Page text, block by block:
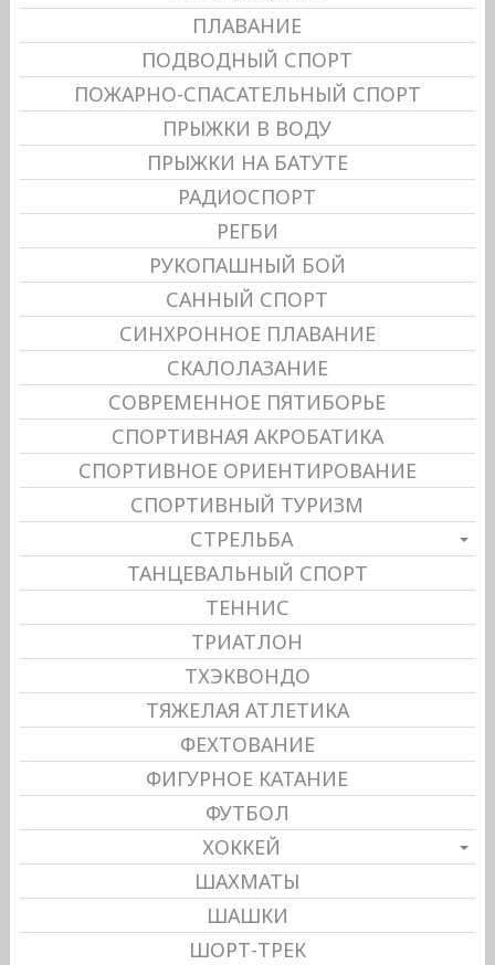
ПЛАВАНИЕ
ПОДВОДНЫЙ СПОРТ
ПОЖАРНО-СПАСАТЕЛЬНЫЙ СПОРТ
ПРЫЖКИ В ВОДУ
ПРЫЖКИ НА БАТУТЕ
РАДИОСПОРТ
РЕГБИ
РУКОПАШНЫЙ БОЙ
САННЫЙ СПОРТ
СИНХРОННОЕ ПЛАВАНИЕ
СКАЛОЛАЗАНИЕ
СОВРЕМЕННОЕ ПЯТИБОРЬЕ
СПОРТИВНАЯ АКРОБАТИКА
СПОРТИВНОЕ ОРИЕНТИРОВАНИЕ
СПОРТИВНЫЙ ТУРИЗМ
СТРЕЛЬБА
ТАНЦЕВАЛЬНЫЙ СПОРТ
ТЕННИС
ТРИАТЛОН
ТХЭКВОНДО
ТЯЖЕЛАЯ АТЛЕТИКА
ФЕХТОВАНИЕ
ФИГУРНОЕ КАТАНИЕ
ФУТБОЛ
ХОККЕЙ
ШАХМАТЫ
ШАШКИ
ШОРТ-ТРЕК